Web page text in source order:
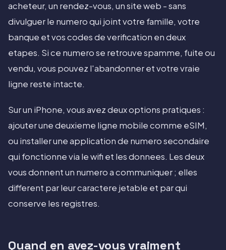
acheteur, un rendez-vous, un site web - sans
divulguer le numero qui joint votre famille, votre
banque et vos codes de verification en deux
etapes. Si ce numero se retrouve spamme, fuite ou
vendu, vous pouvez l'abandonner et votre vraie
ligne reste intacte.
Sur un iPhone, vous avez deux options pratiques :
ajouter une deuxieme ligne mobile comme eSIM,
ou installer une application de numero secondaire
qui fonctionne via le wifi et les donnees. Les deux
vous donnent un numero a communiquer ; elles
different par leur caractere jetable et par qui
conserve les registres.
Quand en avez-vous vraiment